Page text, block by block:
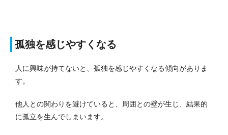
孤独を感じやすくなる
人に興味が持てないと、孤独を感じやすくなる傾向がありま
す。
他人との関わりを避けていると、周囲との壁が生じ、結果的
に孤立を生んでしまいます。